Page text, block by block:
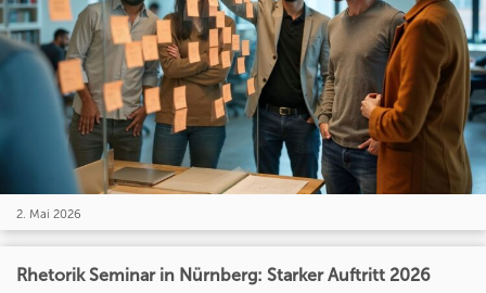
2. Mai 2026
Rhetorik Seminar in Nürnberg: Starker Auftritt 2026